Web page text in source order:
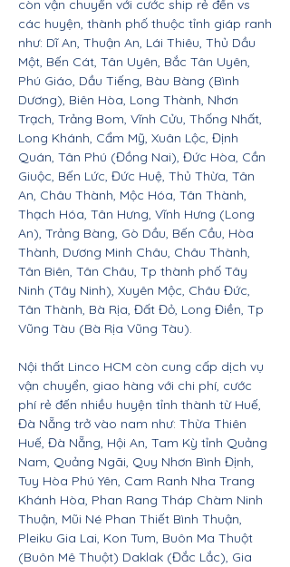
còn vận chuyển với cước ship rẻ đến vs
các huyện, thành phố thuộc tỉnh giáp ranh
như: Dĩ An, Thuận An, Lái Thiêu, Thủ Dầu
Một, Bến Cát, Tân Uyên, Bắc Tân Uyên,
Phú Giáo, Dầu Tiếng, Bàu Bàng (Bình
Dương), Biên Hòa, Long Thành, Nhơn
Trạch, Trảng Bom, Vĩnh Cửu, Thống Nhất,
Long Khánh, Cẩm Mỹ, Xuân Lộc, Định
Quán, Tân Phú (Đồng Nai), Đức Hòa, Cần
Giuộc, Bến Lức, Đức Huệ, Thủ Thừa, Tân
An, Châu Thành, Mộc Hóa, Tân Thành,
Thạch Hóa, Tân Hưng, Vĩnh Hưng (Long
An), Trảng Bàng, Gò Dầu, Bến Cầu, Hòa
Thành, Dương Minh Châu, Châu Thành,
Tân Biên, Tân Châu, Tp thành phố Tây
Ninh (Tây Ninh), Xuyên Mộc, Châu Đức,
Tân Thành, Bà Rịa, Đất Đỏ, Long Điền, Tp
Vũng Tàu (Bà Rịa Vũng Tàu).
Nội thất Linco HCM còn cung cấp dịch vụ
vận chuyển, giao hàng với chi phí, cước
phí rẻ đến nhiều huyện tỉnh thành từ Huế,
Đà Nẵng trở vào nam như: Thừa Thiên
Huế, Đà Nẵng, Hội An, Tam Kỳ tỉnh Quảng
Nam, Quảng Ngãi, Quy Nhơn Bình Định,
Tuy Hòa Phú Yên, Cam Ranh Nha Trang
Khánh Hòa, Phan Rang Tháp Chàm Ninh
Thuận, Mũi Né Phan Thiết Bình Thuận,
Pleiku Gia Lai, Kon Tum, Buôn Ma Thuột
(Buôn Mê Thuột) Daklak (Đắc Lắc), Gia